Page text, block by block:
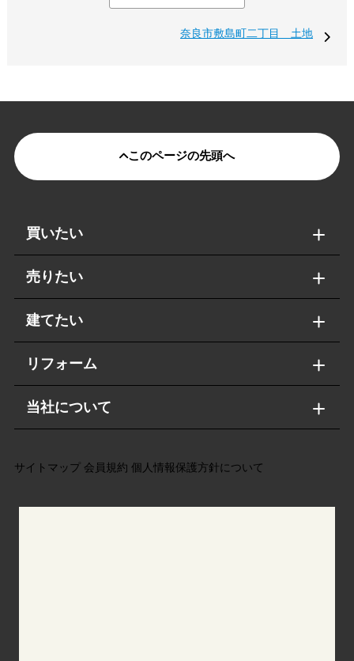
奈良市敷島町二丁目 土地
このページの先頭へ
買いたい
売りたい
建てたい
リフォーム
当社について
サイトマップ 会員規約 個人情報保護方針について